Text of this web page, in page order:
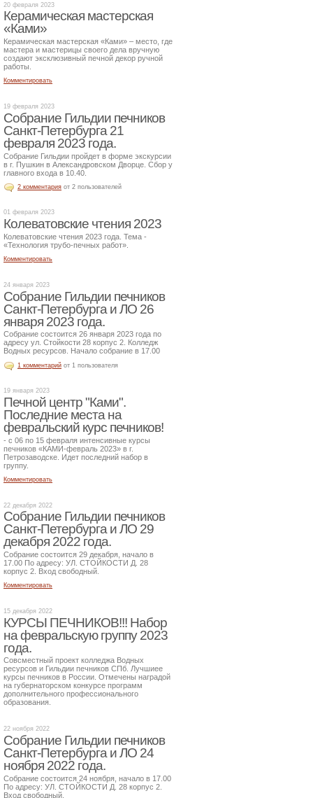
20 февраля 2023
Керамическая мастерская
«Ками»
Керамическая мастерская «Ками» – место, где
мастера и мастерицы своего дела вручную
создают эксклюзивный печной декор ручной
работы.
Комментировать
19 февраля 2023
Собрание Гильдии печников
Санкт-Петербурга 21
февраля 2023 года.
Собрание Гильдии пройдет в форме экскурсии
в г. Пушкин в Александровском Дворце. Сбор у
главного входа в 10.40.
2 комментария от 2 пользователей
01 февраля 2023
Колеватовские чтения 2023
Колеватовские чтения 2023 года. Тема -
«Технология трубо-печных работ».
Комментировать
24 января 2023
Собрание Гильдии печников
Санкт-Петербурга и ЛО 26
января 2023 года.
Собрание состоится 26 января 2023 года по
адресу ул. Стойкости 28 корпус 2. Колледж
Водных ресурсов. Начало собрание в 17.00
1 комментарий от 1 пользователя
19 января 2023
Печной центр "Ками".
Последние места на
февральский курс печников!
- с 06 по 15 февраля интенсивные курсы
печников «КАМИ-февраль 2023» в г.
Петрозаводске. Идет последний набор в
группу.
Комментировать
22 декабря 2022
Собрание Гильдии печников
Санкт-Петербурга и ЛО 29
декабря 2022 года.
Собрание состоится 29 декабря, начало в
17.00 По адресу: УЛ. СТОЙКОСТИ Д. 28
корпус 2. Вход свободный.
Комментировать
15 декабря 2022
КУРСЫ ПЕЧНИКОВ!!! Набор
на февральскую группу 2023
года.
Совсместный проект колледжа Водных
ресурсов и Гильдии печников СПб. Лучшиее
курсы печников в России. Отмечены наградой
на губернаторском конкурсе программ
дополнительного профессионального
образования.
22 ноября 2022
Собрание Гильдии печников
Санкт-Петербурга и ЛО 24
ноября 2022 года.
Собрание состоится 24 ноября, начало в 17.00
По адресу: УЛ. СТОЙКОСТИ Д. 28 корпус 2.
Вход свободный.